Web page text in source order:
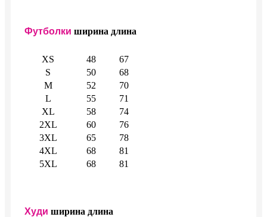
Футболки ширина длина
XS 48
67
S
50
68
M
52
70
L
55
71
XL
58
74
2XL
60
76
3XL
65
78
4XL
68
81
5XL
68 81
Худи ширина длина